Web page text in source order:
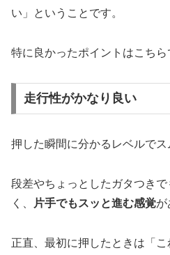
い」ということです。
特に良かったポイントはこちら
走行性がかなり良い
押した瞬間に分かるレベルでス
段差やちょっとしたガタつき
く、
片手でもスッと進む感覚が
正直、最初に押したときは「